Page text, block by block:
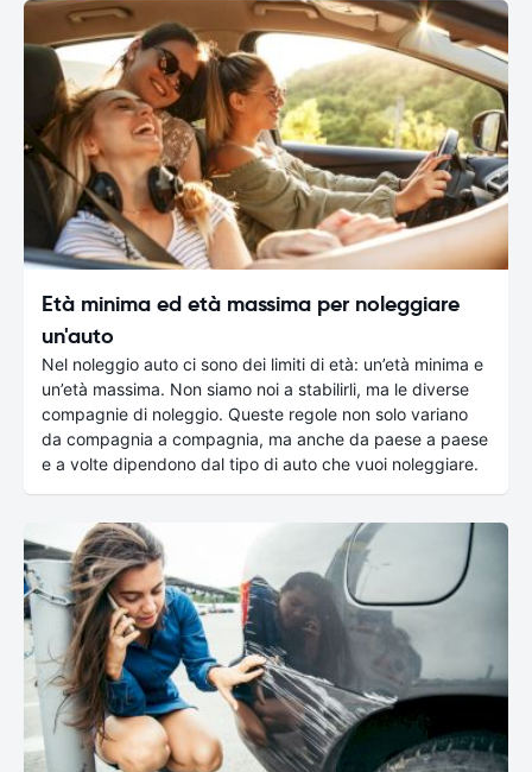
Età minima ed età massima per noleggiare
un'auto
Nel noleggio auto ci sono dei limiti di età: un’età minima e
un’età massima. Non siamo noi a stabilirli, ma le diverse
compagnie di noleggio. Queste regole non solo variano
da compagnia a compagnia, ma anche da paese a paese
e a volte dipendono dal tipo di auto che vuoi noleggiare.